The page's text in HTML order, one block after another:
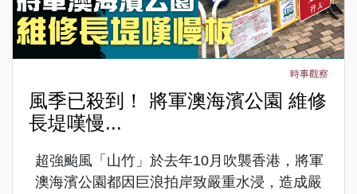
時事觀察
風季已殺到！ 將軍澳海濱公園 維修
長堤嘆慢...
超強颱風「山竹」於去年10月吹襲香港，將軍
澳海濱公園都因巨浪拍岸致嚴重水浸，造成嚴